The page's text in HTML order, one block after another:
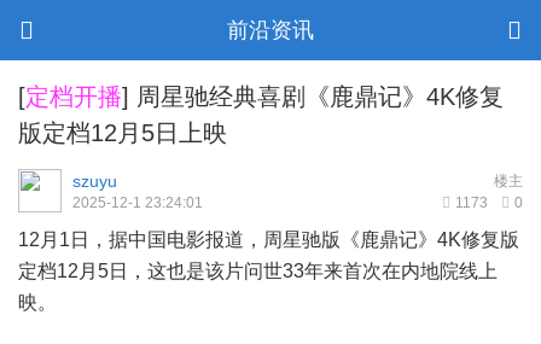
前沿资讯
[定档开播] 周星驰经典喜剧《鹿鼎记》4K修复
版定档12月5日上映
楼主
szuyu
1173 0
2025-12-1 23:24:01
12月1日，据中国电影报道，周星驰版《鹿鼎记》4K修复版
定档12月5日，这也是该片问世33年来首次在内地院线上
映。